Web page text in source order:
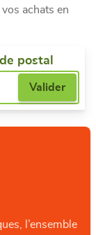
achats en
postal
l’ensemble